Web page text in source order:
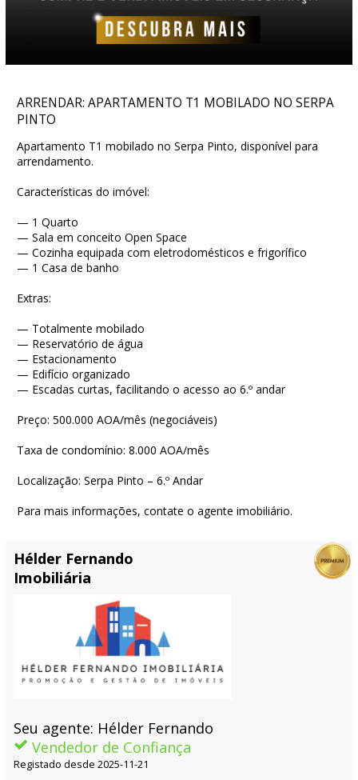
ARRENDAR: APARTAMENTO T1 MOBILADO NO SERPA
PINTO
Apartamento T1 mobilado no Serpa Pinto, disponível para
arrendamento.
Características do imóvel:
— 1 Quarto
— Sala em conceito Open Space
— Cozinha equipada com eletrodomésticos e frigorífico
— 1 Casa de banho
Extras:
— Totalmente mobilado
— Reservatório de água
— Estacionamento
— Edifício organizado
— Escadas curtas, facilitando o acesso ao 6.º andar
Preço: 500.000 AOA/mês (negociáveis)
Taxa de condomínio: 8.000 AOA/mês
Localização: Serpa Pinto – 6.º Andar
Para mais informações, contate o agente imobiliário.
Hélder Fernando
Imobiliária
Seu agente: Hélder Fernando
Vendedor de Confiança
Registado desde 2025-11-21